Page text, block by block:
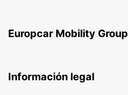
Europcar Mobility Group
Información legal